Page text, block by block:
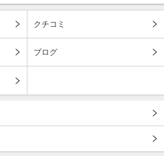
クチコミ
ブログ